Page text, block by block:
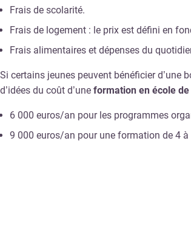
Frais de scolarité.
Frais de logement : le prix est défini en
Frais alimentaires et dépenses du
Si certains jeunes peuvent bénéficier d’une
d’idées du coût d’une formation en école
6 000 euros/an pour les programmes
9 000 euros/an pour une formation de 4 à